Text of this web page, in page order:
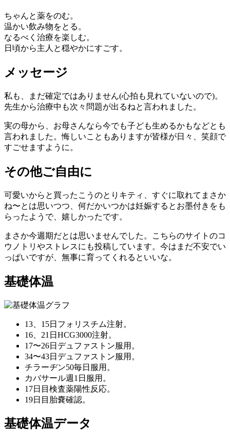
ちゃんと薬をのむ。
温かい飲み物をとる。
なるべく治療を楽しむ。
日頃から主人と穏やかにすごす。
メッセージ
私も、まだ確定ではありません(心拍も見れていないので)。
先生から治療中も次々問題が出るねと言われました。
実の母から、お母さんなら今でも子ども生めるかもなどとも
言われました。悔しいこともありますが皆様が日々、笑顔で
すごせますように。
その他ご自由に
可愛いからと買ったこうのとりキティ、すぐに取れてまさか
ね〜とは思いつつ、何だかいつかは妊娠するとお墨付きをも
らったようで、嬉しかったです。
まさか今週期だとは思いませんでした。こちらのサイトのコ
ウノトリやストレスにも投稿しています。今はまだ不安でい
っぱいですが、無事に育ってくれるといいな。
基礎体温
13、15日フォリスチム注射。
16、21日HCG3000注射。
17〜26日デュファストン服用。
34〜43日デュファストン服用。
チラーヂン50毎日服用。
カバサール週1日服用。
17日目検査薬陽性反応。
19日目胎嚢確認。
基礎体温データ